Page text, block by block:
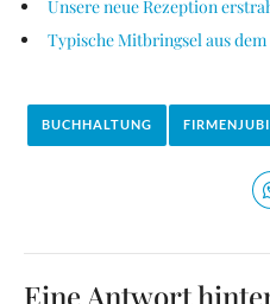
Unsere neue Rezeption
Typische Mitbringsel aus
BUCHHALTUNG
Eine Antwort